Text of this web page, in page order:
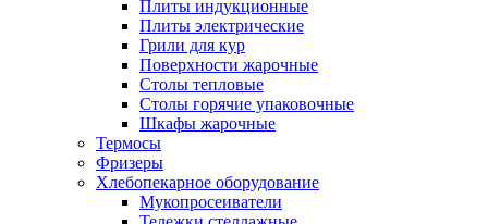
Плиты индукционные
Плиты электрические
Грили для кур
Поверхности жарочные
Столы тепловые
Столы горячие упаковочные
Шкафы жарочные
Термосы
Фризеры
Хлебопекарное оборудование
Мукопросеиватели